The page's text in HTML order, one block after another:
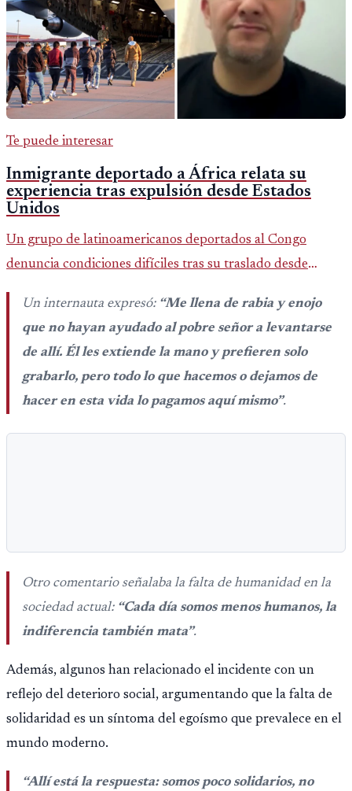
Te puede interesar
Inmigrante deportado a África relata su
experiencia tras expulsión desde Estados
Unidos
Un grupo de latinoamericanos deportados al Congo
denuncia condiciones difíciles tras su traslado desde
EE.UU. Jorge Cubillos relata su experiencia y el impacto
psicológico de llegar a África.
Un internauta expresó: “Me llena de rabia y enojo
que no hayan ayudado al pobre señor a levantarse
de allí. Él les extiende la mano y prefieren solo
grabarlo, pero todo lo que hacemos o dejamos de
hacer en esta vida lo pagamos aquí mismo”.
Otro comentario señalaba la falta de humanidad en la
sociedad actual: “Cada día somos menos humanos, la
indiferencia también mata”.
Además, algunos han relacionado el incidente con un
reflejo del deterioro social, argumentando que la falta de
solidaridad es un síntoma del egoísmo que prevalece en el
mundo moderno.
“Allí está la respuesta: somos poco solidarios, no